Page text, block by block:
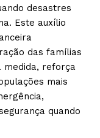
desastres
Este auxílio
das famílias
medida, reforça
mais
quando